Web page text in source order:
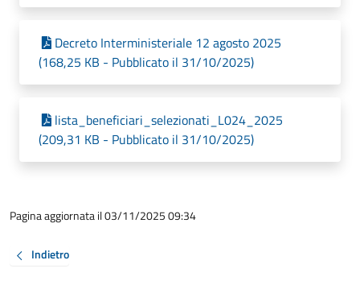
Decreto Interministeriale 12 agosto 2025
(168,25 KB - Pubblicato il 31/10/2025)
lista_beneficiari_selezionati_L024_2025
(209,31 KB - Pubblicato il 31/10/2025)
Pagina aggiornata il 03/11/2025 09:34
Indietro